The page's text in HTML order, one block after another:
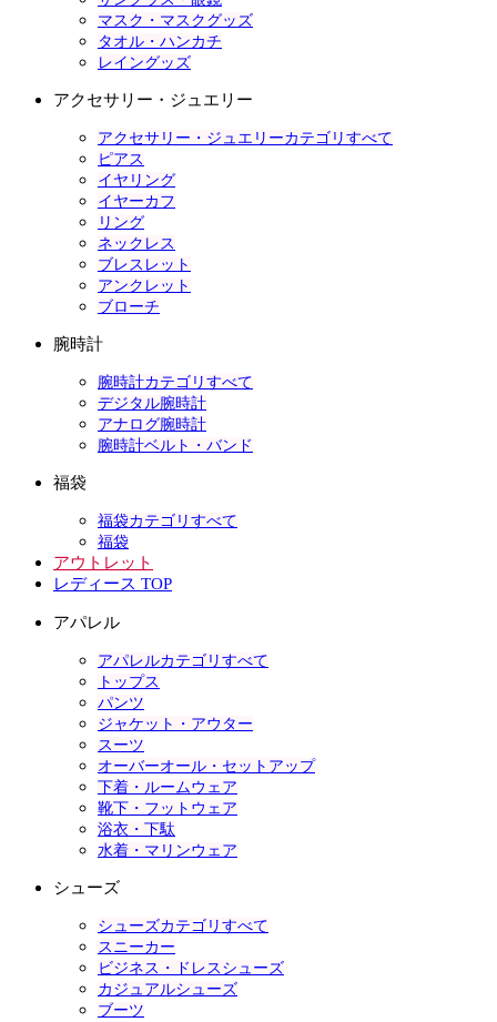
マスク・マスクグッズ
タオル・ハンカチ
レイングッズ
アクセサリー・ジュエリー
アクセサリー・ジュエリーカテゴリすべて
ピアス
イヤリング
イヤーカフ
リング
ネックレス
ブレスレット
アンクレット
ブローチ
腕時計
腕時計カテゴリすべて
デジタル腕時計
アナログ腕時計
腕時計ベルト・バンド
福袋
福袋カテゴリすべて
福袋
アウトレット
レディース TOP
アパレル
アパレルカテゴリすべて
トップス
パンツ
ジャケット・アウター
スーツ
オーバーオール・セットアップ
下着・ルームウェア
靴下・フットウェア
浴衣・下駄
水着・マリンウェア
シューズ
シューズカテゴリすべて
スニーカー
ビジネス・ドレスシューズ
カジュアルシューズ
ブーツ